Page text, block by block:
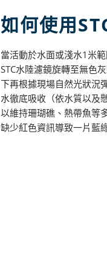
如何使用
當活動於水面或淺水1米
STC水陸濾鏡旋轉至無色
下再根據現場自然光狀況
水徹底吸收（依水質以及
以維持珊瑚礁、熱帶魚等
缺少紅色資訊導致一片藍